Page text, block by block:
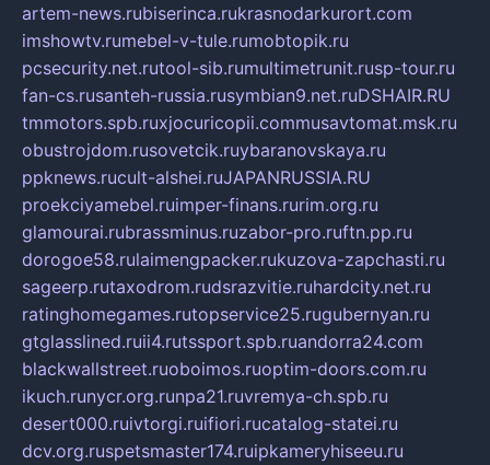
artem-news.rubiserinca.rukrasnodarkurort.com
imshowtv.rumebel-v-tule.rumobtopik.ru
pcsecurity.net.rutool-sib.rumultimetrunit.rusp-tour.ru
fan-cs.rusanteh-russia.rusymbian9.net.ruDSHAIR.RU
tmmotors.spb.ruxjocuricopii.commusavtomat.msk.ru
obustrojdom.rusovetcik.ruybaranovskaya.ru
ppknews.rucult-alshei.ruJAPANRUSSIA.RU
proekciyamebel.ruimper-finans.rurim.org.ru
glamourai.rubrassminus.ruzabor-pro.ruftn.pp.ru
dorogoe58.rulaimengpacker.rukuzova-zapchasti.ru
sageerp.rutaxodrom.rudsrazvitie.ruhardcity.net.ru
ratinghomegames.rutopservice25.rugubernyan.ru
gtglasslined.ruii4.rutssport.spb.ruandorra24.com
blackwallstreet.ruoboimos.ruoptim-doors.com.ru
ikuch.runycr.org.runpa21.ruvremya-ch.spb.ru
desert000.ruivtorgi.ruifiori.rucatalog-statei.ru
dcv.org.ruspetsmaster174.ruipkameryhiseeu.ru